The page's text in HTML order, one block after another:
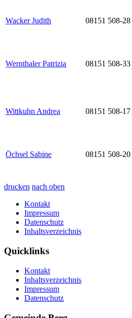
Wacker Judith 08151 508-28
Wernthaler Patrizia 08151 508-33
Wittkuhn Andrea 08151 508-17
Öchsel Sabine 08151 508-20
drucken nach oben
Kontakt
Impressum
Datenschutz
Inhaltsverzeichnis
Quicklinks
Kontakt
Inhaltsverzeichnis
Impressum
Datenschutz